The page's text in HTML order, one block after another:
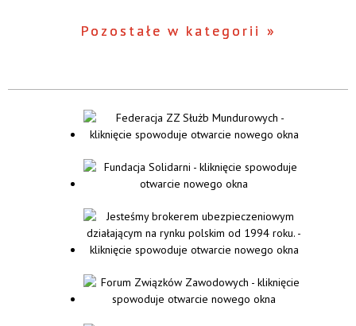
Pozostałe w kategorii